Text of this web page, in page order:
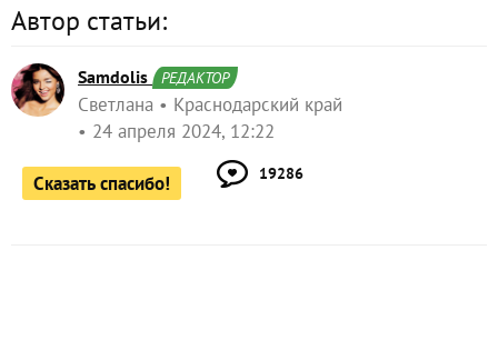
Автор статьи:
Samdolis РЕДАКТОР
Светлана
Краснодарский край
24 апреля 2024, 12:22
Сказать спасибо! 19286